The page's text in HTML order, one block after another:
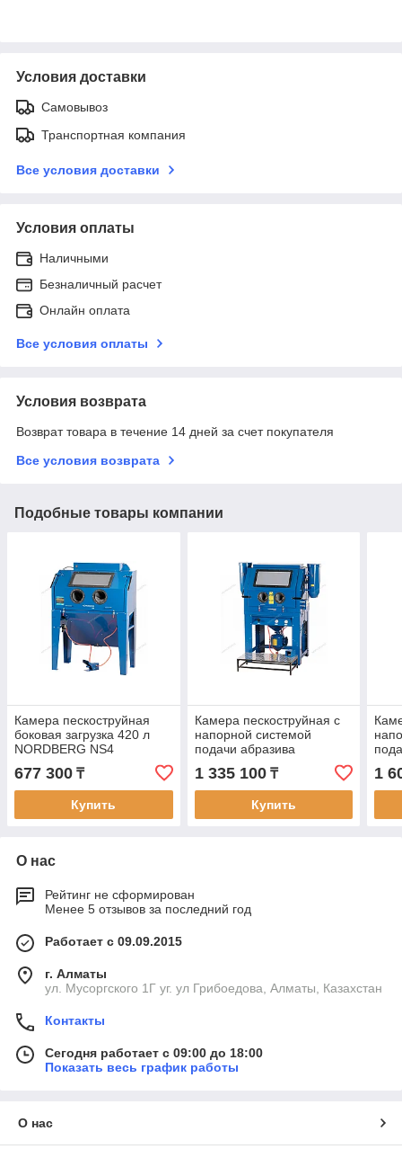
Условия доставки
Самовывоз
Транспортная компания
Все условия доставки
Условия оплаты
Наличными
Безналичный расчет
Онлайн оплата
Все условия оплаты
Условия возврата
Возврат товара в течение 14 дней за счет покупателя
Все условия возврата
Подобные товары компании
Камера пескоструйная
боковая загрузка 420 л
NORDBERG NS4
677 300 ₸
Купить
Камера пескоструйная с
напорной системой
подачи абразива
1 335 100₸
Купить
1
О нас
Рейтинг не сформирован
Менее 5 отзывов за последний год
Работает с 09.09.2015
г. Алматы
ул. Мусоргского 1Г уг. ул Грибоедова, Алматы, Казахстан
Контакты
Сегодня работает с 09:00 до 18:00
Показать весь график работы
О нас